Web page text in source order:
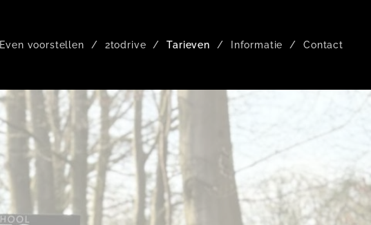
Even voorstellen 2todrive Tarieven Informatie Contact